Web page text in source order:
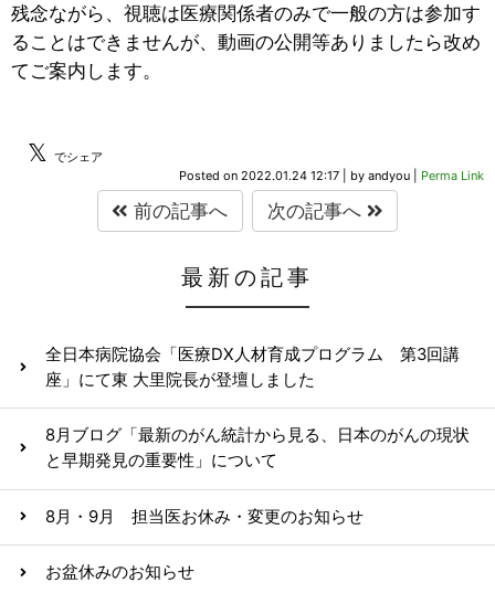
残念ながら、視聴は医療関係者のみで一般の方は参加す
ることはできませんが、動画の公開等ありましたら改め
てご案内します。
𝕏 でシェア
Posted on 2022.01.24 12:17 by andyou Perma Link
前の記事へ 次の記事へ
最新の記事
全日本病院協会「医療DX人材育成プログラム 第3回講
座」にて東 大里院長が登壇しました
8月ブログ「最新のがん統計から見る、日本のがんの現状
と早期発見の重要性」について
8月・9月 担当医お休み・変更のお知らせ
お盆休みのお知らせ